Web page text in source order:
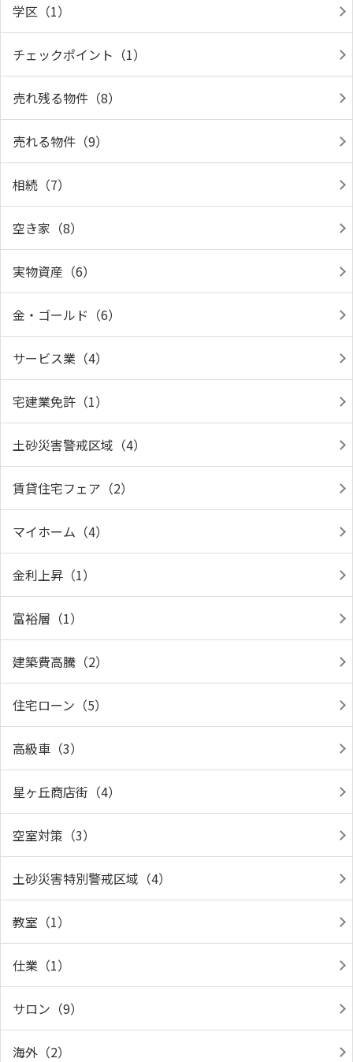
学区（1）
チェックポイント（1）
売れ残る物件（8）
売れる物件（9）
相続（7）
空き家（8）
実物資産（6）
金・ゴールド（6）
サービス業（4）
宅建業免許（1）
土砂災害警戒区域（4）
賃貸住宅フェア（2）
マイホーム（4）
金利上昇（1）
富裕層（1）
建築費高騰（2）
住宅ローン（5）
高級車（3）
星ヶ丘商店街（4）
空室対策（3）
土砂災害特別警戒区域（4）
教室（1）
仕業（1）
サロン（9）
海外（2）